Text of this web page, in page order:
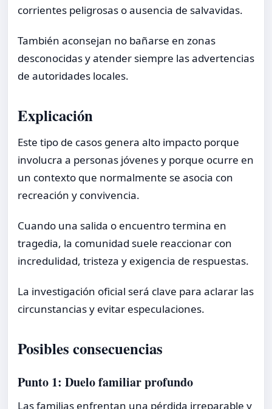
corrientes peligrosas o ausencia de salvavidas.
También aconsejan no bañarse en zonas
desconocidas y atender siempre las advertencias
de autoridades locales.
Explicación
Este tipo de casos genera alto impacto porque
involucra a personas jóvenes y porque ocurre en
un contexto que normalmente se asocia con
recreación y convivencia.
Cuando una salida o encuentro termina en
tragedia, la comunidad suele reaccionar con
incredulidad, tristeza y exigencia de respuestas.
La investigación oficial será clave para aclarar las
circunstancias y evitar especulaciones.
Posibles consecuencias
Punto 1: Duelo familiar profundo
Las familias enfrentan una pérdida irreparable y